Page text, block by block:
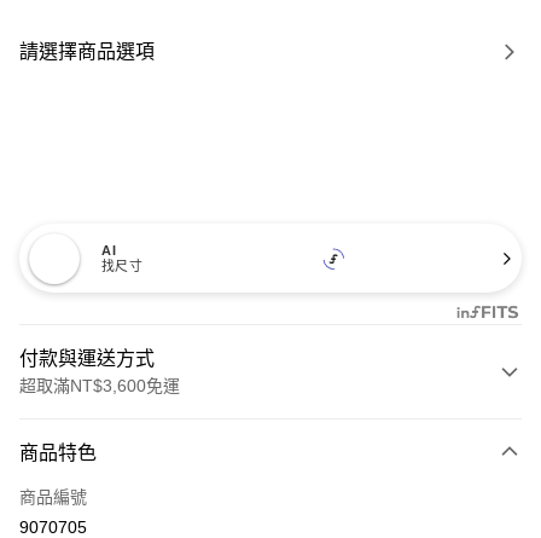
請選擇商品選項
AI
找尺寸
付款與運送方式
超取滿NT$3,600免運
信用卡一次付款
信用卡分期付款
商品特色
商品編號
9070705